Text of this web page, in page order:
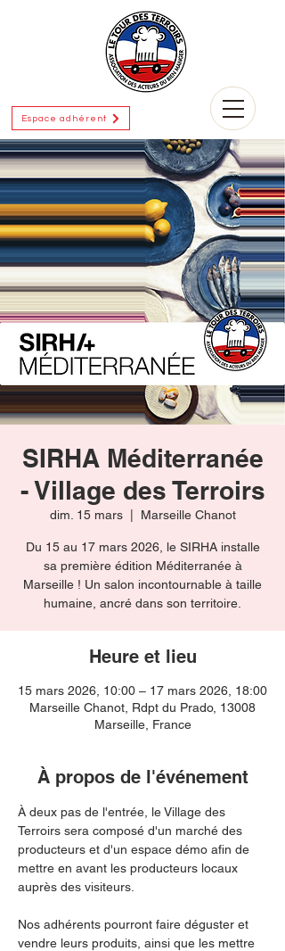
Espace adhérent
SIRHA Méditerranée
- Village des Terroirs
dim. 15 mars
  |
Marseille Chanot
Du 15 au 17 mars 2026, le SIRHA installe
sa première édition Méditerranée à
Marseille ! Un salon incontournable à taille
humaine, ancré dans son territoire.
Heure et lieu
15 mars 2026, 10:00 – 17 mars 2026, 18:00
Marseille Chanot, Rdpt du Prado, 13008
Marseille, France
À propos de l'événement
À deux pas de l'entrée, le Village des
Terroirs sera composé d'un marché des
producteurs et d'un espace démo afin de
mettre en avant les producteurs locaux
auprès des visiteurs.
Nos adhérents pourront faire déguster et
vendre leurs produits, ainsi que les mettre